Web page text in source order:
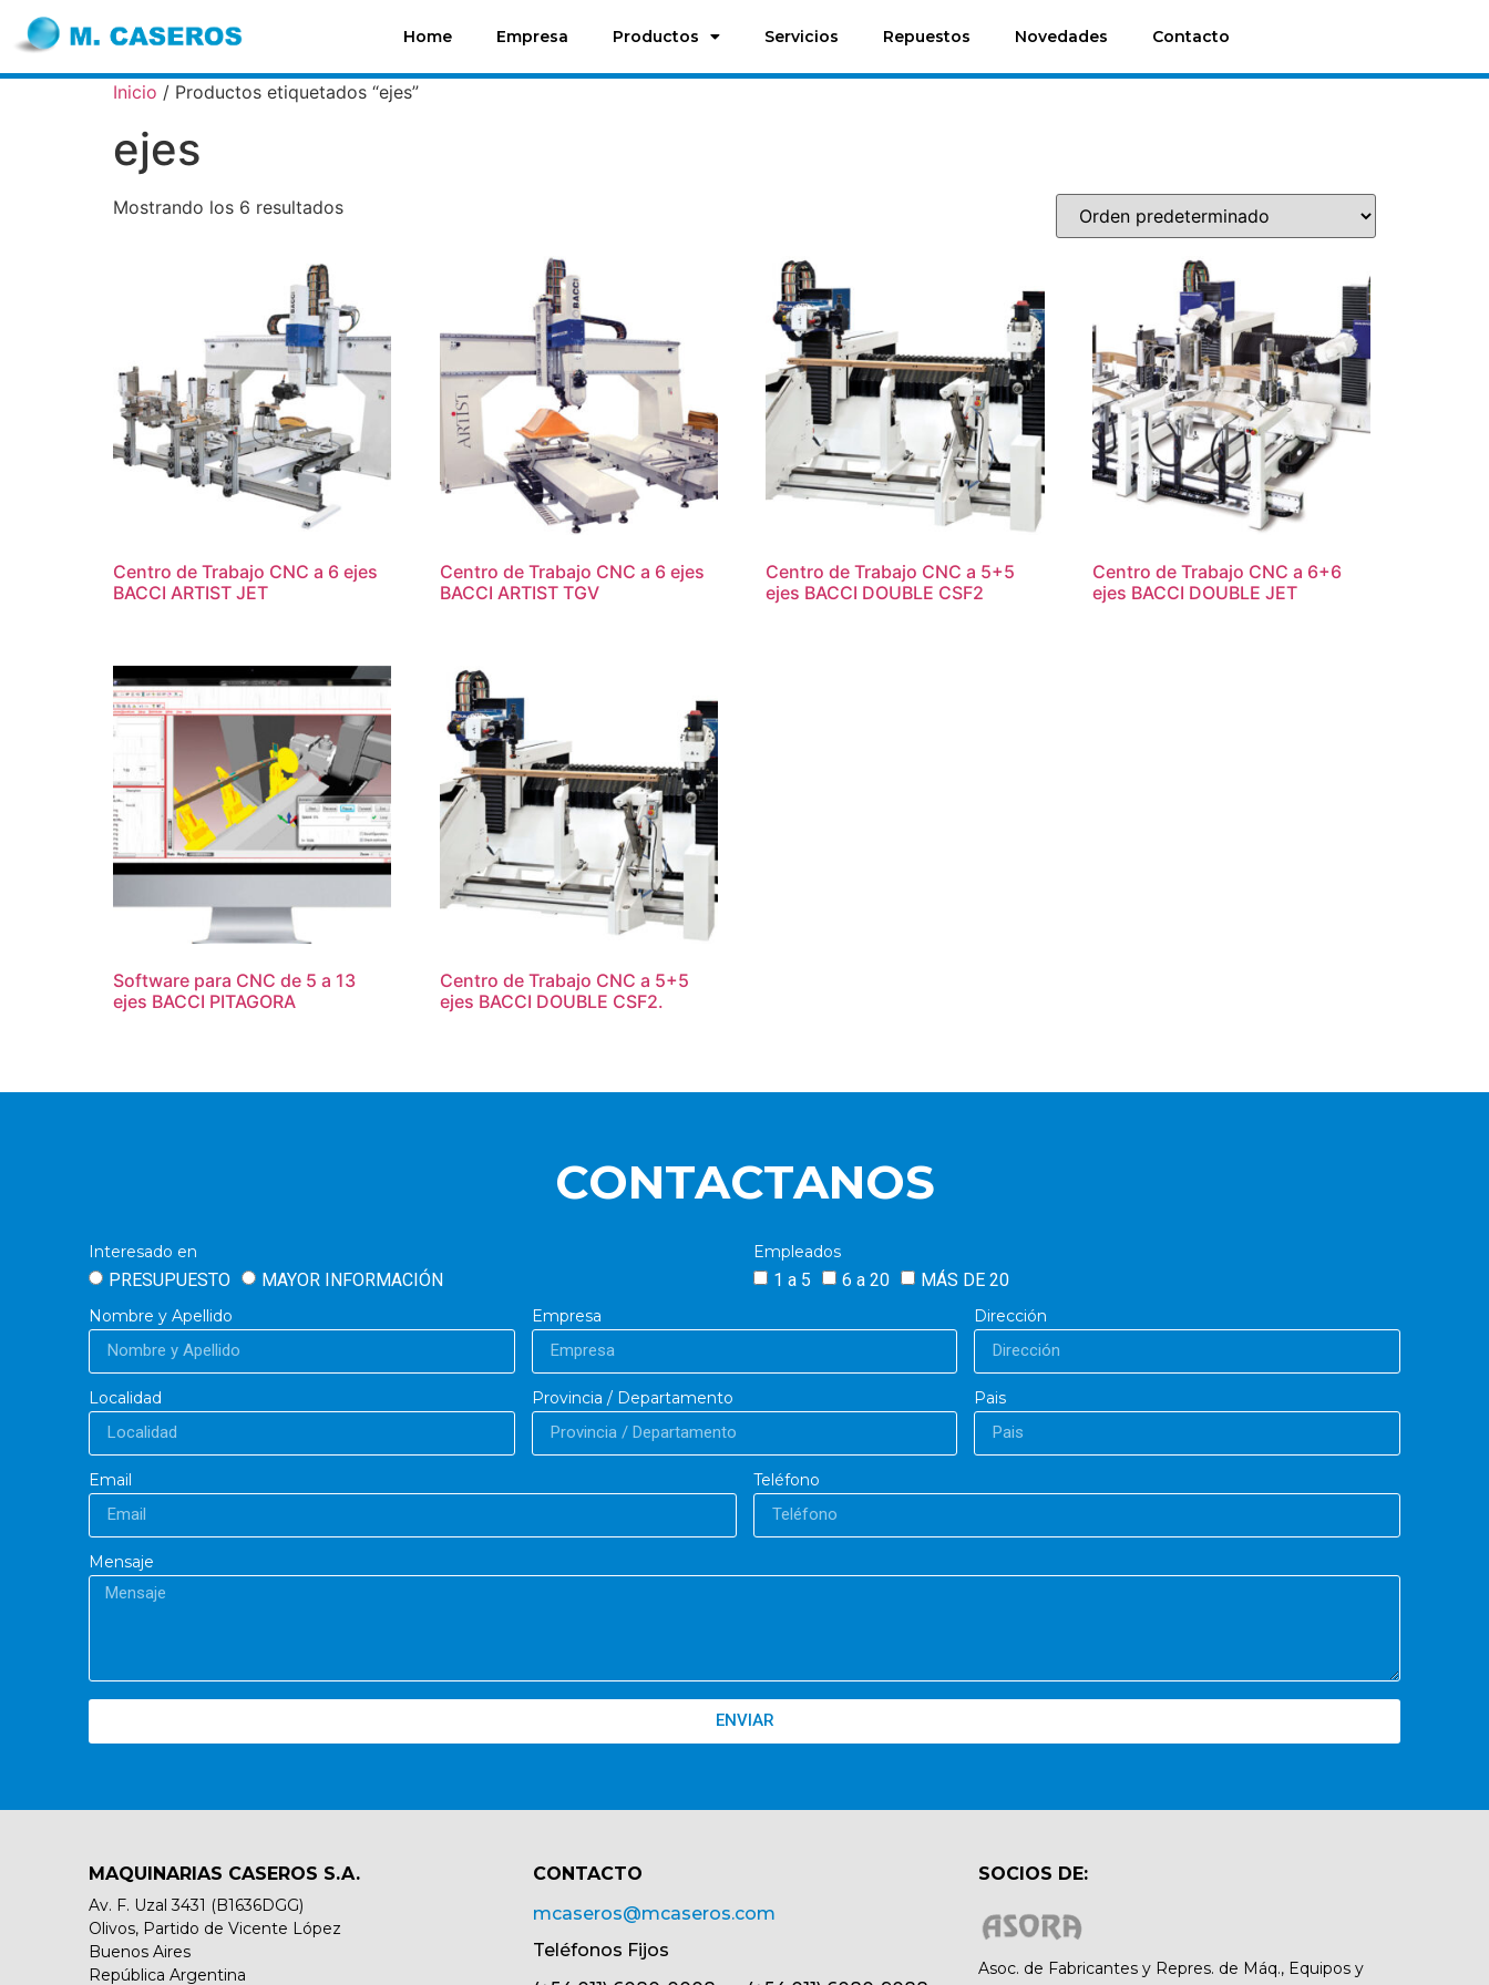
Home Empresa Productos Servicios Repuestos Novedades Contacto
Inicio / Productos etiquetados “ejes”
ejes
Mostrando los 6 resultados
Centro de Trabajo CNC a 6 ejes
BACCI ARTIST JET
Centro de Trabajo CNC a 6 ejes
BACCI ARTIST TGV
Centro de Trabajo CNC a 5+5
ejes BACCI DOUBLE CSF2
Centro de Trabajo CNC a 6+6
ejes BACCI DOUBLE JET
Software para CNC de 5 a 13
ejes BACCI PITAGORA
Centro de Trabajo CNC a 5+5
ejes BACCI DOUBLE CSF2.
CONTACTANOS
Interesado en
PRESUPUESTO MAYOR INFORMACIÓN
Empleados
1 a 5 6 a 20 MÁS DE 20
Nombre y Apellido Empresa Dirección
Localidad Provincia / Departamento Pais
Email Teléfono
Mensaje
ENVIAR
MAQUINARIAS CASEROS S.A.
Av. F. Uzal 3431 (B1636DGG)
Olivos, Partido de Vicente López
Buenos Aires
República Argentina
CONTACTO​
mcaseros@mcaseros.com
Teléfonos Fijos
SOCIOS DE:
Asoc. de Fabricantes y Repres. de Máq., Equipos y